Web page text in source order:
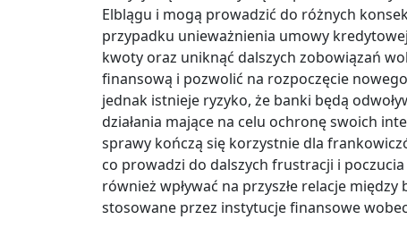
Elblągu i mogą prowadzić do różnych
przypadku unieważnienia umowy
kwoty oraz uniknąć dalszych zobowiązań
finansową i pozwolić na rozpoczęcie
jednak istnieje ryzyko, że banki będą
działania mające na celu ochronę swoich
sprawy kończą się korzystnie dla
co prowadzi do dalszych frustracji i
również wpływać na przyszłe relacje
stosowane przez instytucje finansowe